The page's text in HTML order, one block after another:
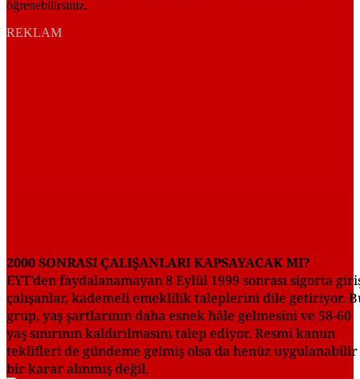
REKLAM
2000 SONRASI ÇALIŞANLARI KAPSAYACAK MI?
EYT’den faydalanamayan 8 Eylül 1999 sonrası sigorta
çalışanlar, kademeli emeklilik taleplerini dile getiriyor.
grup, yaş şartlarının daha esnek hâle gelmesini ve 58-60
yaş sınırının kaldırılmasını talep ediyor. Resmi kanun
teklifleri de gündeme gelmiş olsa da henüz uygulanabilir
bir karar alınmış değil.